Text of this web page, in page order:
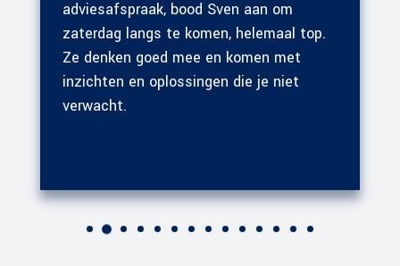
adviesafspraak, bood Sven aan om
zaterdag langs te komen, helemaal top.
Ze denken goed mee en komen met
inzichten en oplossingen die je niet
verwacht.